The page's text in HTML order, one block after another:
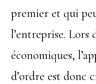
premier et qui
l’entreprise. Lors
économiques,
d’ordre est donc